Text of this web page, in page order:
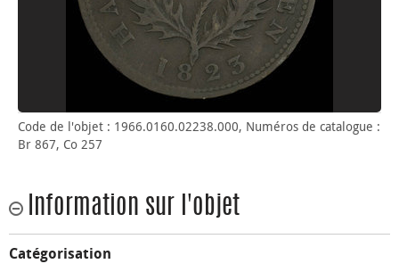
Code de l'objet : 1966.0160.02238.000, Numéros de catalogue :
Br 867, Co 257
Information sur l'objet
Catégorisation